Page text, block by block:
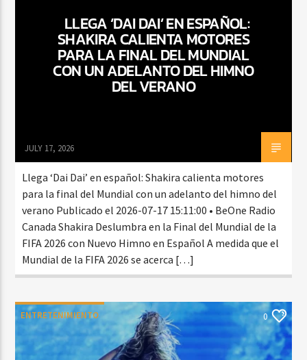
CURRENT SHOW
BALADAS ROMÁNTICAS
6:00 AM
LLEGA ‘DAI DAI’ EN ESPAÑOL:
SHAKIRA CALIENTA MOTORES
PARA LA FINAL DEL MUNDIAL
CON UN ADELANTO DEL HIMNO
DEL VERANO
JULY 17, 2026
Llega ‘Dai Dai’ en español: Shakira calienta motores
para la final del Mundial con un adelanto del himno del
verano Publicado el 2026-07-17 15:11:00 • BeOne Radio
Canada Shakira Deslumbra en la Final del Mundial de la
FIFA 2026 con Nuevo Himno en Español A medida que el
Mundial de la FIFA 2026 se acerca […]
ENTRETENIMIENTO 0